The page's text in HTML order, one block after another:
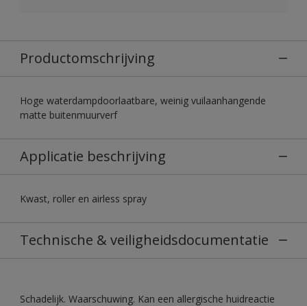
Productomschrijving
Hoge waterdampdoorlaatbare, weinig vuilaanhangende
matte buitenmuurverf
Applicatie beschrijving
Kwast, roller en airless spray
Technische & veiligheidsdocumentatie
Schadelijk. Waarschuwing. Kan een allergische huidreactie